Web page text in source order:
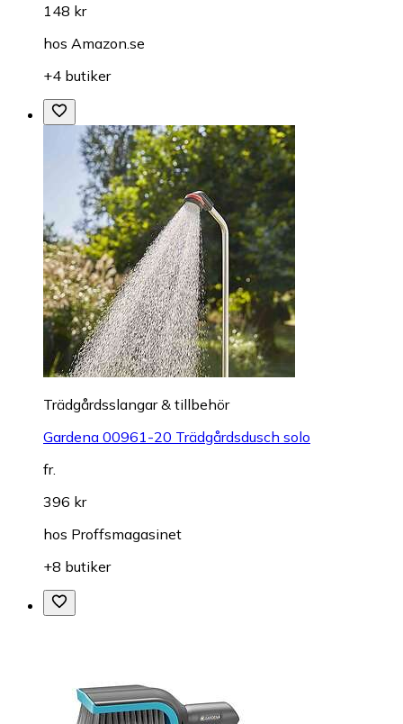
148 kr
hos Amazon.se
+4 butiker
Trädgårdsslangar & tillbehör
Gardena 00961-20 Trädgårdsdusch solo
fr.
396 kr
hos Proffsmagasinet
+8 butiker